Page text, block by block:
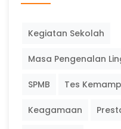
Kegiatan Sekolah
Masa Pengenalan
SPMB Tes
Keagamaan